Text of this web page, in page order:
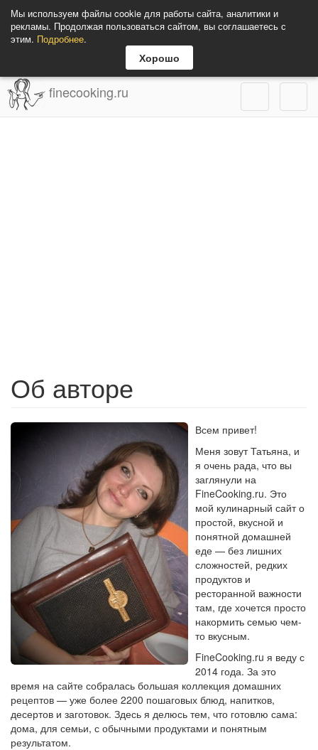
Мы используем файлы cookie для работы сайта, аналитики и
рекламы. Продолжая пользоваться сайтом, вы соглашаетесь с
этим. Подробнее.
Хорошо
finecooking.ru
Об авторе
Всем привет!
Меня зовут Татьяна, и
я очень рада, что вы
заглянули на
FineCooking.ru. Это
мой кулинарный сайт о
простой, вкусной и
понятной домашней
еде — без лишних
сложностей, редких
продуктов и
ресторанной важности
там, где хочется просто
накормить семью чем-
то вкусным.
FineCooking.ru я веду с
2014 года. За это
время на сайте собралась большая коллекция домашних
рецептов — уже более 2200 пошаговых блюд, напитков,
десертов и заготовок. Здесь я делюсь тем, что готовлю сама:
дома, для семьи, с обычными продуктами и понятным
результатом.